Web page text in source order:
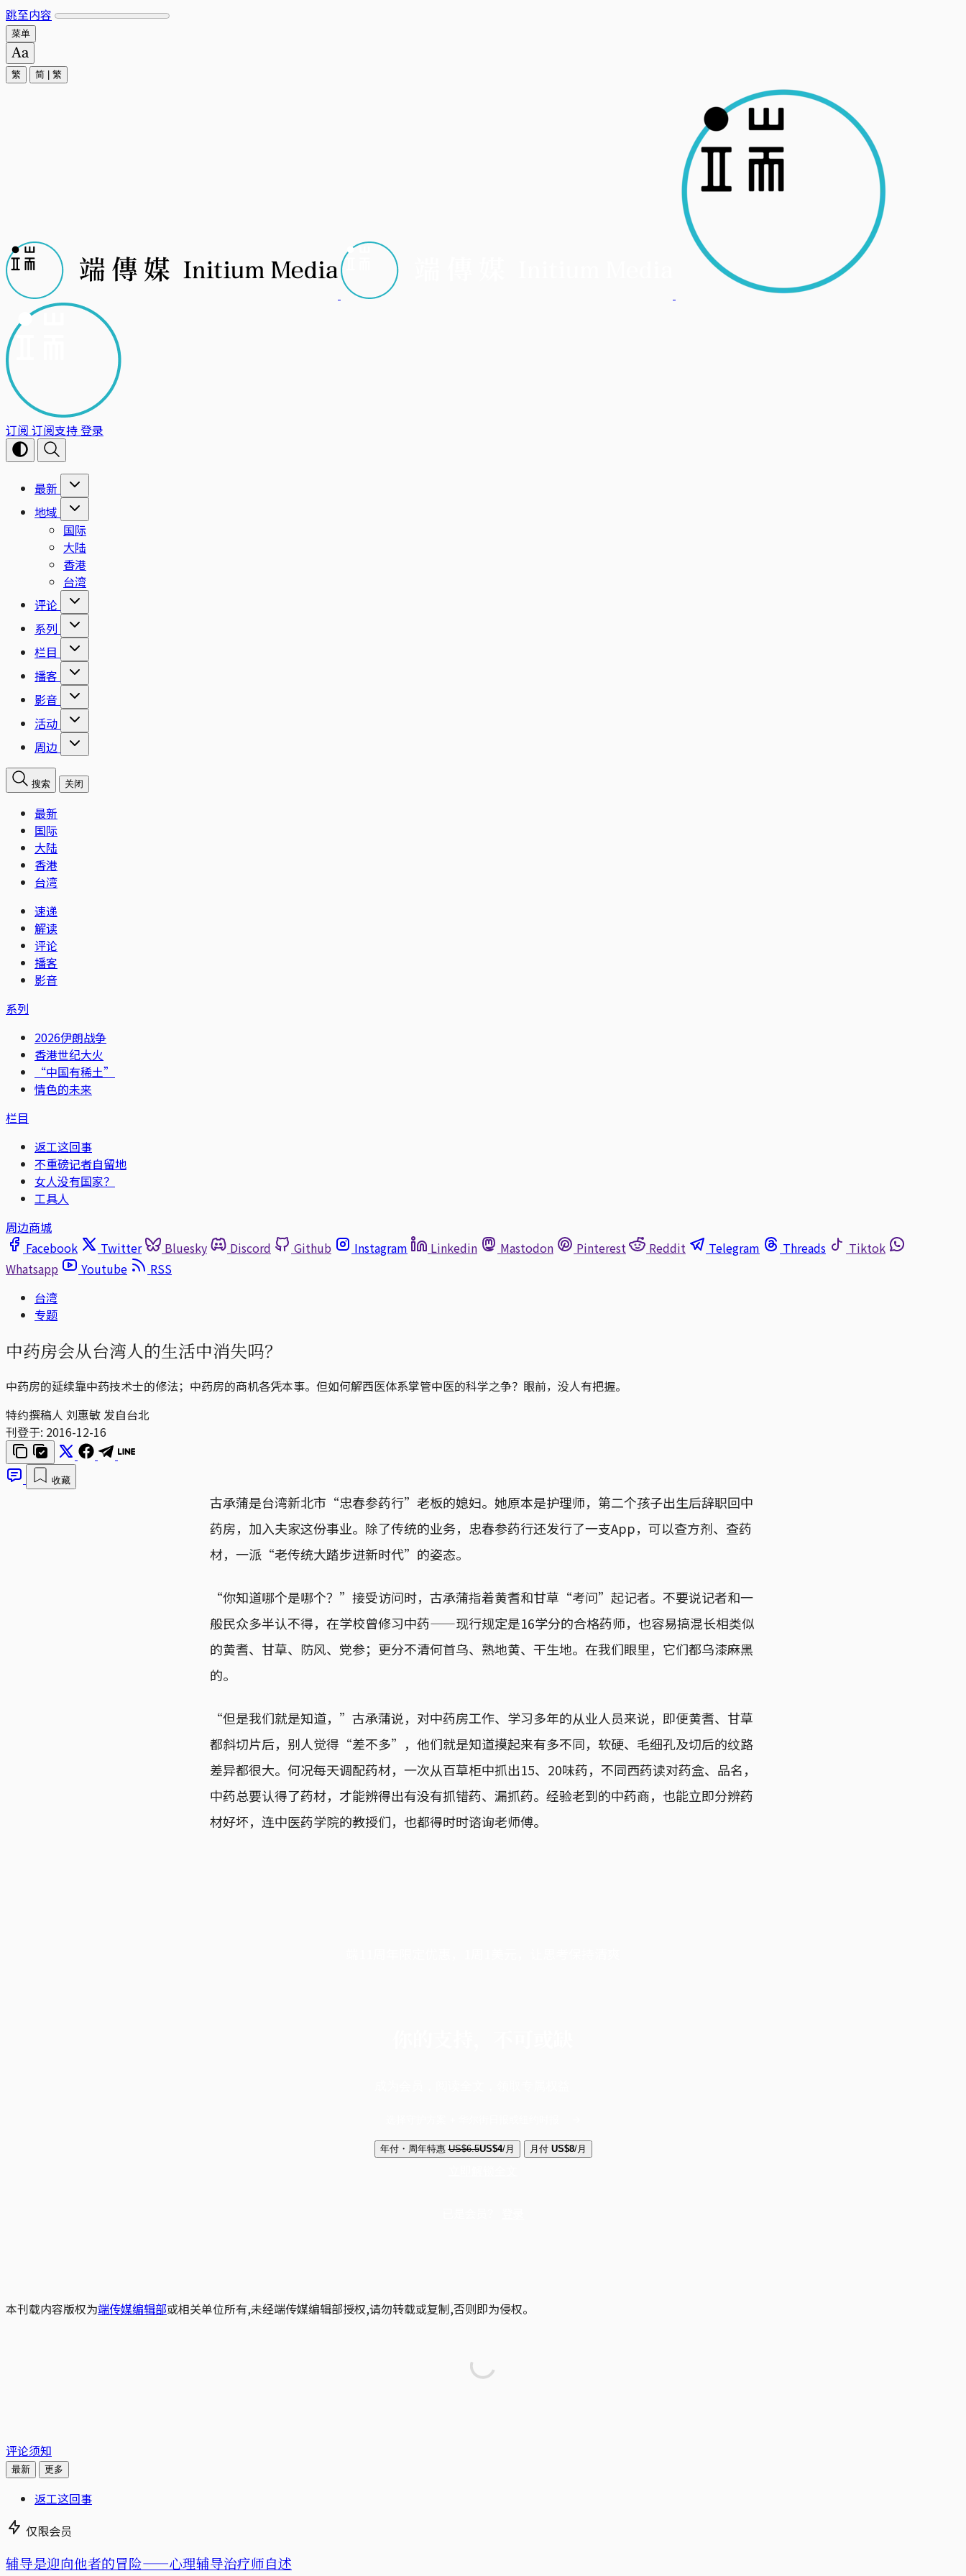
跳至内容
菜单
繁 简 繁
订阅 订阅支持登录
最新
地域
国际
大陆
香港
台湾
评论
系列
栏目
播客
影音
活动
周边
搜索 关闭
最新
国际
大陆
香港
台湾
速递
解读
评论
播客
影音
系列
2026伊朗战争
香港世纪大火
“中国有稀土”
情色的未来
栏目
返工这回事
不重磅记者自留地
女人没有国家？
工具人
周边商城
Facebook
Twitter Bluesky Discord Github Instagram Linkedin Mastodon Pinterest Reddit Telegram Threads
Tiktok
Whatsapp
Youtube
RSS
台湾
专题
中药房会从台湾人的生活中消失吗？
中药房的延续靠中药技术士的修法；中药房的商机各凭本事。但如何解西医体系掌管中医的科学之争？眼前，没人有把握。
特约撰稿人 刘惠敏 发自台北
刊登于: 2016-12-16
收藏
古承蒲是台湾新北市“忠春参药行”老板的媳妇。她原本是护理师，第二个孩子出生后辞职回中
药房，加入夫家这份事业。除了传统的业务，忠春参药行还发行了一支App，可以查方剂、查药
材，一派“老传统大踏步进新时代”的姿态。
“你知道哪个是哪个？”接受访问时，古承蒲指着黄耆和甘草“考问”起记者。不要说记者和一
般民众多半认不得，在学校曾修习中药——现行规定是16学分的合格药师，也容易搞混长相类似
的黄耆、甘草、防风、党参；更分不清何首乌、熟地黄、干生地。在我们眼里，它们都乌漆麻黑
的。
“但是我们就是知道，”古承蒲说，对中药房工作、学习多年的从业人员来说，即便黄耆、甘草
都斜切片后，别人觉得“差不多”，他们就是知道摸起来有多不同，软硬、毛细孔及切后的纹路
差异都很大。何况每天调配药材，一次从百草柜中抓出15、20味药，不同西药读对药盒、品名，
中药总要认得了药材，才能辨得出有没有抓错药、漏抓药。经验老到的中药商，也能立即分辨药
材好坏，连中医药学院的教授们，也都得时时谘询老师傅。
年付・周年特惠 US$6.5US$4/月 月付 US$8/月
本刊载内容版权为端传媒编辑部或相关单位所有,未经端传媒编辑部授权,请勿转载或复制,否则即为侵权。
评论须知
最新 更多
返工这回事
仅限会员
辅导是迎向他者的冒险——心理辅导治疗师自述